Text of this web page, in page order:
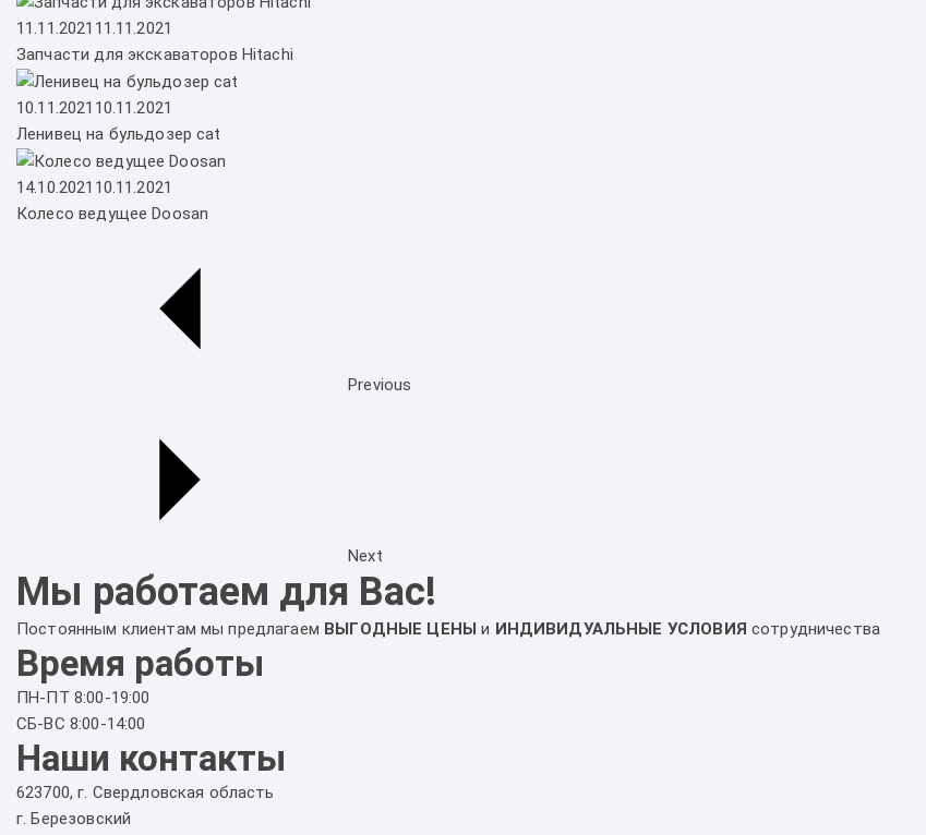
Posted on
11.11.2021 11.11.2021
Запчасти для экскаваторов Hitachi
Posted on
10.11.2021 10.11.2021
Ленивец на бульдозер cat
Posted on
14.10.2021 10.11.2021
Колесо ведущее Doosan
Previous
Next
Мы работаем для Вас!
Постоянным клиентам мы предлагаем ВЫГОДНЫЕ ЦЕНЫ и ИНДИВИДУАЛЬНЫЕ УСЛОВИЯ сотрудничества
Время работы
ПН-ПТ 8:00-19:00
СБ-ВС 8:00-14:00
Наши контакты
623700, г. Свердловская область
г. Березовский